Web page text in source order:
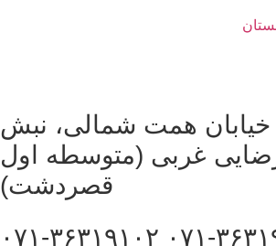
خیابان همت شمالی، نبش
غربی (متوسطه اول
قصردشت)
۰۷۱-۳۶۳۱۹۱۰۲